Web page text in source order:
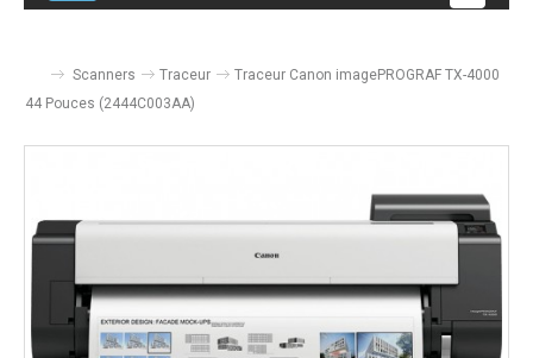
Scanners Traceur
Traceur Canon imagePROGRAF TX-4000
44 Pouces (2444C003AA)